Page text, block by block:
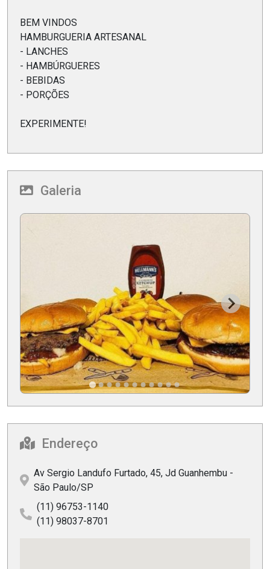
BEM VINDOS
HAMBURGUERIA ARTESANAL
- LANCHES
- HAMBÚRGUERES
- BEBIDAS
- PORÇÕES
EXPERIMENTE!
Galeria
Endereço
Av Sergio Landufo Furtado, 45, Jd Guanhembu -
São Paulo/SP
(11) 96753-1140
(11) 98037-8701